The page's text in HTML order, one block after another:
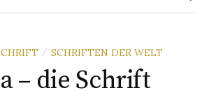
/ SCHRIFTEN DER WELT
– die Schrift